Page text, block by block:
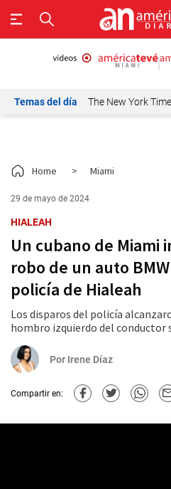
Temas del día The New York
Home > Miami
29 de mayo de 2024
HIALEAH
Un cubano de Miami
robo de un auto
policía de Hialeah
Los disparos del policía
hombro izquierdo del conductor
Por Irene Díaz
Compartir en: